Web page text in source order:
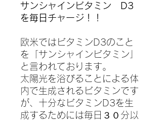
サンシャインビタミン D3
を毎日チャージ！！
欧米ではビタミンD3のこと
を「サンシャインビタミン」
と言われております。
太陽光を浴びることによる体
内で生成されるビタミンです
が、十分なビタミンD3を生
成するためには毎日３０分以